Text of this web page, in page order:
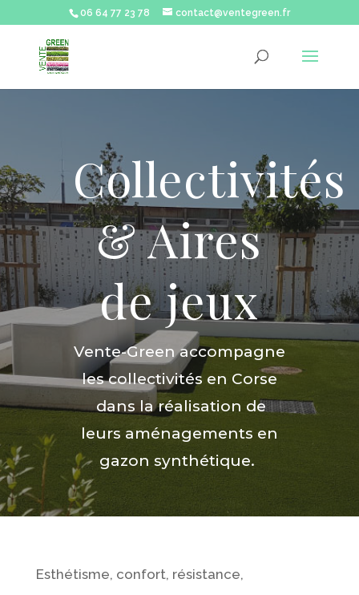
06 64 77 23 78 contact@ventegreen.fr
Collectivités
& Aires
de jeux
Vente-Green accompagne
les collectivités en Corse
dans la réalisation de
leurs aménagements en
gazon synthétique.
Esthétisme, confort, résistance,